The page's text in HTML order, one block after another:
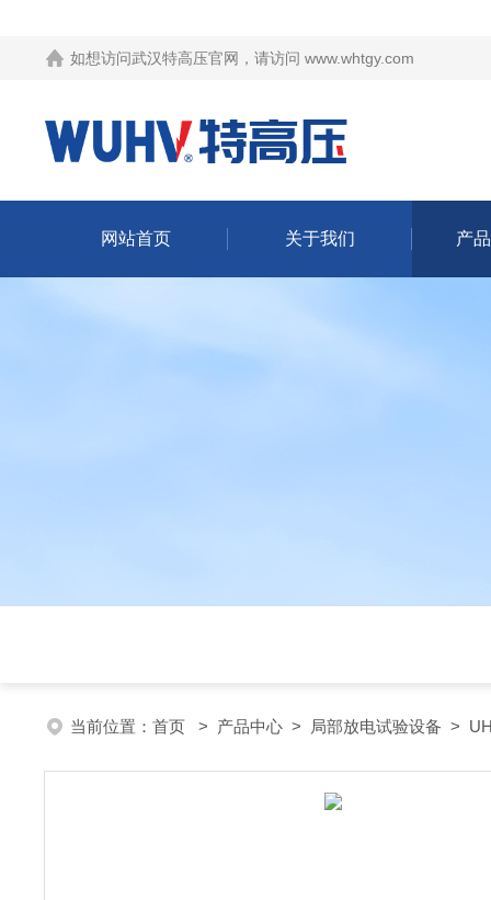
如想访问武汉特高压官网，请访问 www.whtgy.com
网站首页 关于我们 产
当前位置： 首页 > 产品中心 > 局部放电试验设备 >